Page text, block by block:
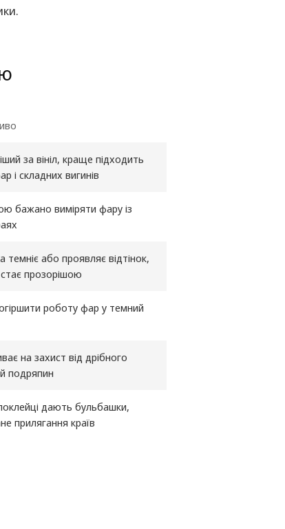
за вініл, краще підходить
і складних вигинів
бажано виміряти фару із
темніє або проявляє відтінок,
стає прозорішою
роботу фар у темний
на захист від дрібного
й подряпин
дають бульбашки,
прилягання країв